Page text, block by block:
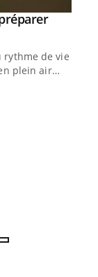
de vie !
plein air…